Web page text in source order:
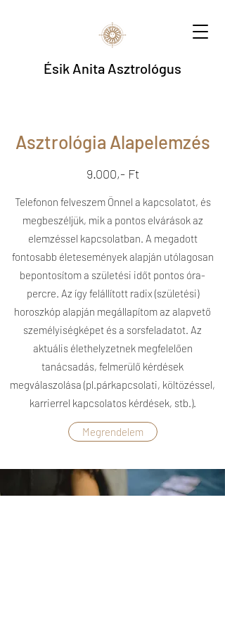
Ésik Anita Asztrológus
Asztrológia Alapelemzés
9.000,- Ft
Telefonon felveszem Önnel a kapcsolatot, és
megbeszéljük, mik a pontos elvárások az
elemzéssel kapcsolatban. A megadott
fontosabb életesemények alapján utólagosan
bepontosítom a születési időt pontos óra-
percre. Az így felállított radix (születési)
horoszkóp alapján megállapítom az alapvető
személyiségképet és a sorsfeladatot. Az
aktuális élethelyzetnek megfelelően
tanácsadás, felmerülő kérdések
megválaszolása (pl.párkapcsolati, költözéssel,
karrierrel kapcsolatos kérdések, stb.).
Megrendelem